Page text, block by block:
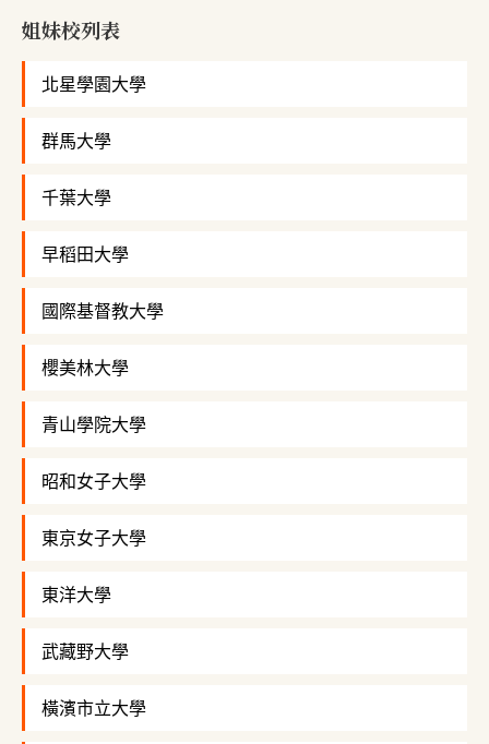
姐妹校列表
北星學園大學
群馬大學
千葉大學
早稻田大學
國際基督教大學
櫻美林大學
青山學院大學
昭和女子大學
東京女子大學
東洋大學
武藏野大學
橫濱市立大學